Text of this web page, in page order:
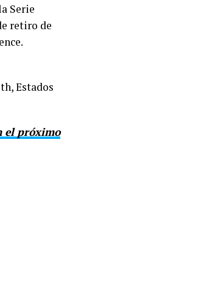
Serie
retiro de
Estados
el próximo